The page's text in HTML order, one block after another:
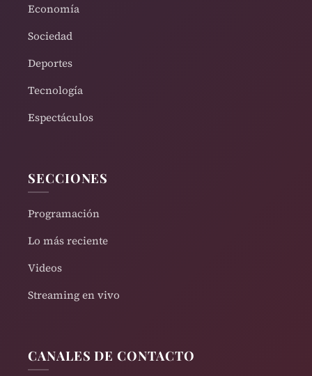
Economía
Sociedad
Deportes
Tecnología
Espectáculos
SECCIONES
Programación
Lo más reciente
Videos
Streaming en vivo
CANALES DE CONTACTO